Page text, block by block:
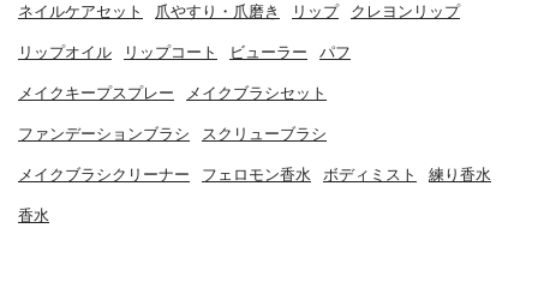
ネイルケアセット 爪やすり・爪磨き リップ クレヨンリップ
リップオイル リップコート ビューラー パフ
メイクキープスプレー メイクブラシセット
ファンデーションブラシ スクリューブラシ
メイクブラシクリーナー フェロモン香水 ボディミスト 練り香水
香水